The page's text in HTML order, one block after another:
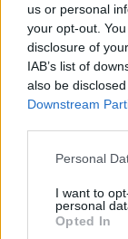
us or personal
your opt-out.
disclosure of
IAB’s list of
also be
Downstream
Please note
not limited to
grant or deny
use your data
Personal
I want to
personal
Opted In